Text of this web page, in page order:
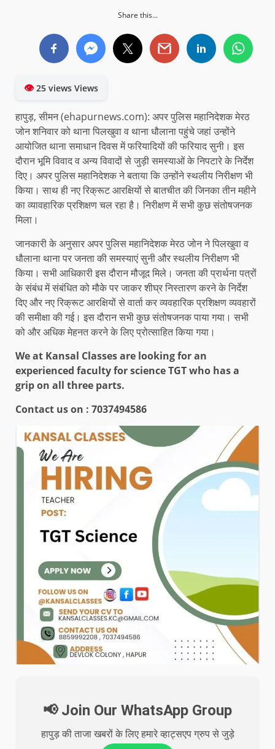
Share this...
👁25 views Views
हापुड़, सीमन (ehapurnews.com): अपर पुलिस महानिदेशक मेरठ
जोन शनिवार को थाना पिलखुवा व थाना धौलाना पहुंचे जहां उन्होंने
आयोजित थाना समाधान दिवस में फरियादियों की फरियाद सुनी। इस
दौरान भूमि विवाद व अन्य विवादों से जुड़ी समस्याओं के निपटारे के निर्देश
दिए। अपर पुलिस महानिदेशक ने बताया कि उन्होंने स्थलीय निरीक्षण भी
किया। साथ ही नए रिक्रूट आरक्षियों से बातचीत की जिनका तीन महीने
का व्यावहारिक प्रशिक्षण चल रहा है। निरीक्षण में सभी कुछ संतोषजनक
मिला।
जानकारी के अनुसार अपर पुलिस महानिदेशक मेरठ जोन ने पिलखुवा व
धौलाना थाना पर जनता की समस्याएं सुनी और स्थलीय निरीक्षण भी
किया। सभी आधिकारी इस दौरान मौजूद मिले। जनता की प्रार्थना पत्रों
के संबंध में संबंधित को मौके पर जाकर शीघ्र निस्तारण करने के निर्देश
दिए और नए रिक्रूट आरक्षियों से वार्ता कर व्यवहारिक प्रशिक्षण व्यवहारों
की समीक्षा की गई। इस दौरान सभी कुछ संतोषजनक पाया गया। सभी
को और अधिक मेहनत करने के लिए प्रोत्साहित किया गया।
We at Kansal Classes are looking for an
experienced faculty for science TGT who has a
grip on all three parts.
Contact us on : 7037494586
📢 Join Our WhatsApp Group
हापुड़ की ताजा खबरों के लिए हमारे व्हाट्सएप ग्रुप से जुड़े